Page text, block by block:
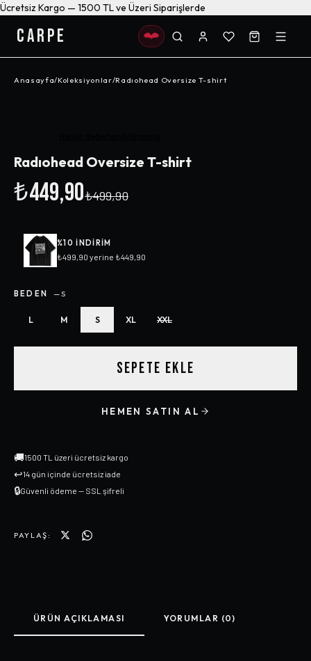
Ücretsiz Kargo — 1500 TL ve Üzeri Siparişlerde
CARPE
Anasayfa/Koleksiyonlar/Radıohead Oversize T-shirt
Radıohead Oversize T-shirt
₺449,90₺499,90
%10 INDIRIM
₺499,90 yerine ₺449,90
BEDEN —S
L M S XL XXL
SEPETE EKLE
HEMEN SATIN AL
🚚1500 TL üzeri ücretsiz kargo
↩14 gün içinde ücretsiz iade
🔒Güvenli ödeme — SSL şifreli
PAYLAŞ:
ÜRÜN AÇIKLAMASI YORUMLAR (0)